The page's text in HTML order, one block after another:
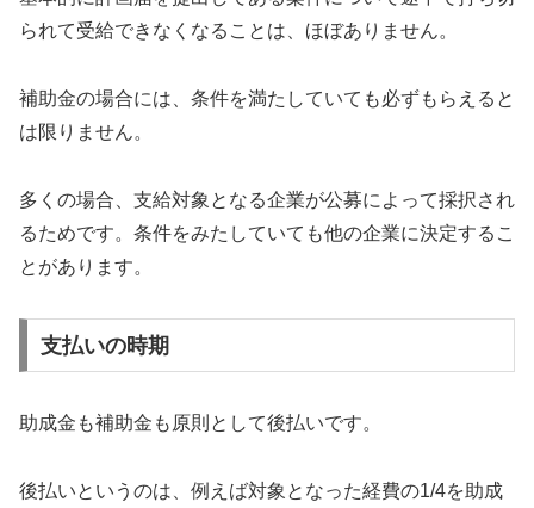
られて受給できなくなることは、ほぼありません。
補助金の場合には、条件を満たしていても必ずもらえると
は限りません。
多くの場合、支給対象となる企業が公募によって採択され
るためです。条件をみたしていても他の企業に決定するこ
とがあります。
支払いの時期
助成金も補助金も原則として後払いです。
後払いというのは、例えば対象となった経費の1/4を助成